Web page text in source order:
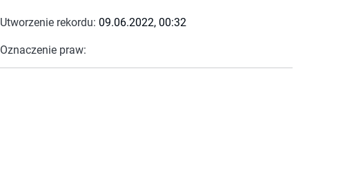
Utworzenie rekordu: 09.06.2022, 00:32
Oznaczenie praw: